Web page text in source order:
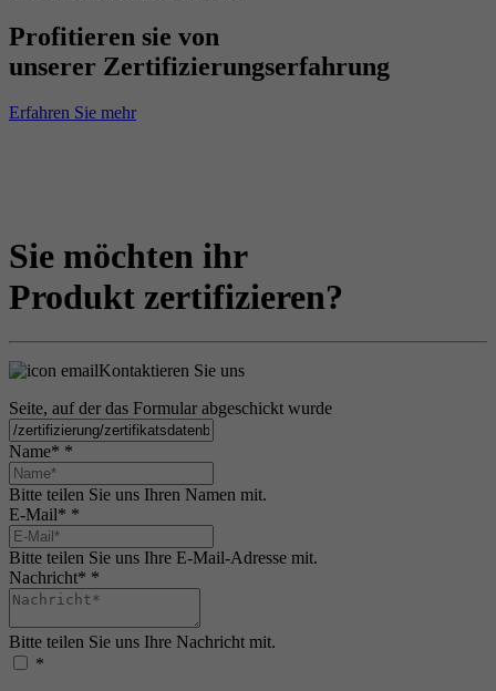
Profitieren sie von
unserer Zertifizierungserfahrung
Erfahren Sie mehr
Sie möchten ihr
Produkt zertifizieren?
Kontaktieren Sie uns
Seite, auf der das Formular abgeschickt wurde
Name* *
Bitte teilen Sie uns Ihren Namen mit.
E-Mail* *
Bitte teilen Sie uns Ihre E-Mail-Adresse mit.
Nachricht* *
Bitte teilen Sie uns Ihre Nachricht mit.
*